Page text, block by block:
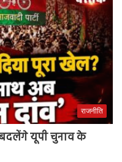
राजनीति
यूपी चुनाव के